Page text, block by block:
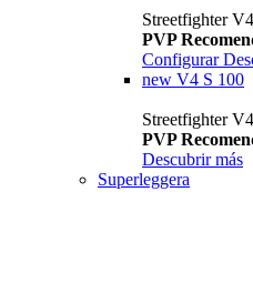
Streetfighter
PVP
Configurar
new V4 S 100
Streetfighter
PVP
Descubrir más
Superleggera